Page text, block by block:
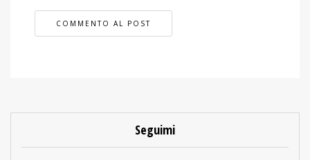
Seguimi